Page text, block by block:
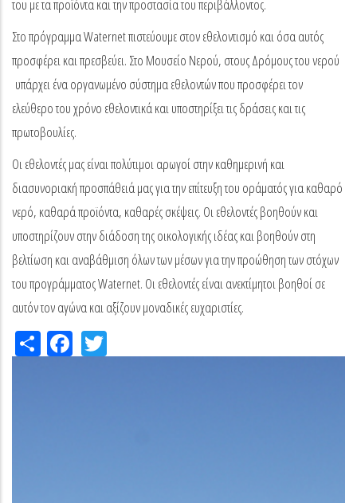
του με τα προϊόντα και την προστασία του περιβάλλοντος.
Στο πρόγραμμα Waternet πιστεύουμε στον εθελοντισμό και όσα αυτός
προσφέρει και πρεσβεύει. Στο Μουσείο Νερού, στους Δρόμους του νερού
υπάρχει ένα οργανωμένο σύστημα εθελοντών που προσφέρει τον
ελεύθερο του χρόνο εθελοντικά και υποστηρίξει τις δράσεις και τις
πρωτοβουλίες.
Οι εθελοντές μας είναι πολύτιμοι αρωγοί στην καθημερινή και
διασυνοριακή προσπάθειά μας για την επίτευξη του οράματός για καθαρό
νερό, καθαρά προϊόντα, καθαρές σκέψεις. Οι εθελοντές βοηθούν και
υποστηρίζουν στην διάδοση της οικολογικής ιδέας και βοηθούν στη
βελτίωση και αναβάθμιση όλων των μέσων για την προώθηση των στόχων
του προγράμματος Waternet. Oι εθελοντές είναι ανεκτίμητοι βοηθοί σε
αυτόν τον αγώνα και αξίζουν μοναδικές ευχαριστίες.
ShareFacebook